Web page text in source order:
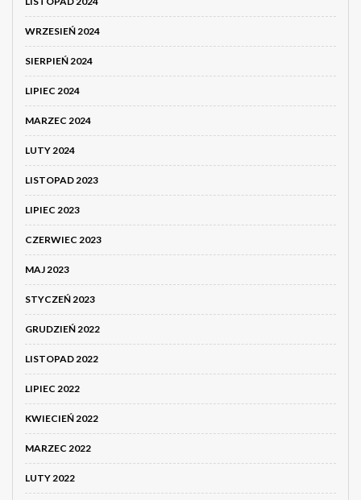
WRZESIEŃ 2024
SIERPIEŃ 2024
LIPIEC 2024
MARZEC 2024
LUTY 2024
LISTOPAD 2023
LIPIEC 2023
CZERWIEC 2023
MAJ 2023
STYCZEŃ 2023
GRUDZIEŃ 2022
LISTOPAD 2022
LIPIEC 2022
KWIECIEŃ 2022
MARZEC 2022
LUTY 2022